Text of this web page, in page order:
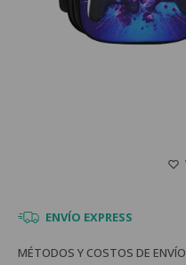
ENVÍO EXPRESS
MÉTODOS Y COSTOS DE ENVÍO